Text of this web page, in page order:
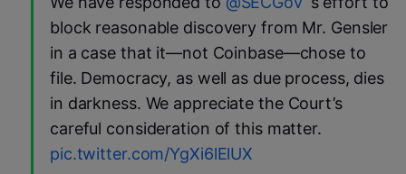
block reasonable discovery from Mr. Gensler
in a case that it—not Coinbase—chose to
file. Democracy, as well as due process, dies
in darkness. We appreciate the Court’s
careful consideration of this matter.
pic.twitter.com/YgXi6lElUX